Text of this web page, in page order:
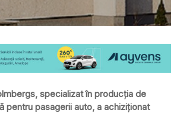
specializat în producția de
pentru pasagerii auto, a achiziționat